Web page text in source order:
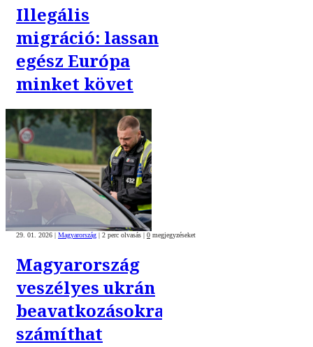
Illegális
migráció: lassan
egész Európa
minket követ
29. 01. 2026 | Magyarország | 2 perc olvasás | 0 megjegyzéseket
Magyarország
veszélyes ukrán
beavatkozásokra
számíthat